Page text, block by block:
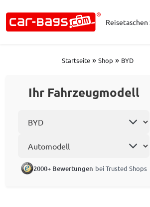
Reisetaschen
Startseite » Shop » BYD
Ihr Fahrzeugmodell
2000+ Bewertungen bei Trusted Shops